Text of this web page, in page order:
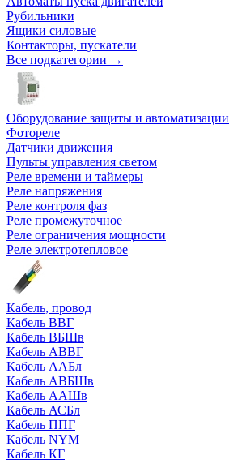
Рубильники
Ящики силовые
Контакторы, пускатели
Все подкатегории →
Оборудование защиты и автоматизации
Фотореле
Датчики движения
Пульты управления светом
Реле времени и таймеры
Реле напряжения
Реле контроля фаз
Реле промежуточное
Реле ограничения мощности
Реле электротепловое
Кабель, провод
Кабель ВВГ
Кабель ВБШв
Кабель АВВГ
Кабель ААБл
Кабель АВБШв
Кабель ААШв
Кабель АСБл
Кабель ППГ
Кабель NYM
Кабель КГ